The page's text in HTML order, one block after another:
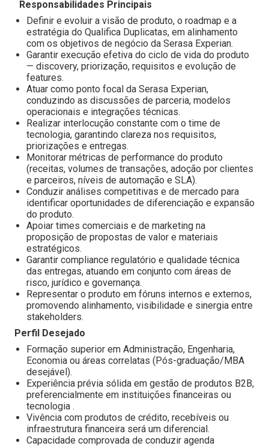
Responsabilidades Principais
Definir e evoluir a visão de produto, o roadmap e a
estratégia do Qualifica Duplicatas, em alinhamento
com os objetivos de negócio da Serasa Experian.
Garantir execução efetiva do ciclo de vida do produto
— discovery, priorização, requisitos e evolução de
features.
Atuar como ponto focal da Serasa Experian,
conduzindo as discussões de parceria, modelos
operacionais e integrações técnicas.
Realizar interlocução constante com o time de
tecnologia, garantindo clareza nos requisitos,
priorizações e entregas.
Monitorar métricas de performance do produto
(receitas, volumes de transações, adoção por clientes
e parceiros, níveis de automação e SLA).
Conduzir análises competitivas e de mercado para
identificar oportunidades de diferenciação e expansão
do produto.
Apoiar times comerciais e de marketing na
proposição de propostas de valor e materiais
estratégicos.
Garantir compliance regulatório e qualidade técnica
das entregas, atuando em conjunto com áreas de
risco, jurídico e governança.
Representar o produto em fóruns internos e externos,
promovendo alinhamento, visibilidade e sinergia entre
stakeholders.
Perfil Desejado
Formação superior em Administração, Engenharia,
Economia ou áreas correlatas (Pós-graduação/MBA
desejável).
Experiência prévia sólida em gestão de produtos B2B,
preferencialmente em instituições financeiras ou
tecnologia .
Vivência com produtos de crédito, recebíveis ou
infraestrutura financeira será um diferencial.
Capacidade comprovada de conduzir agenda